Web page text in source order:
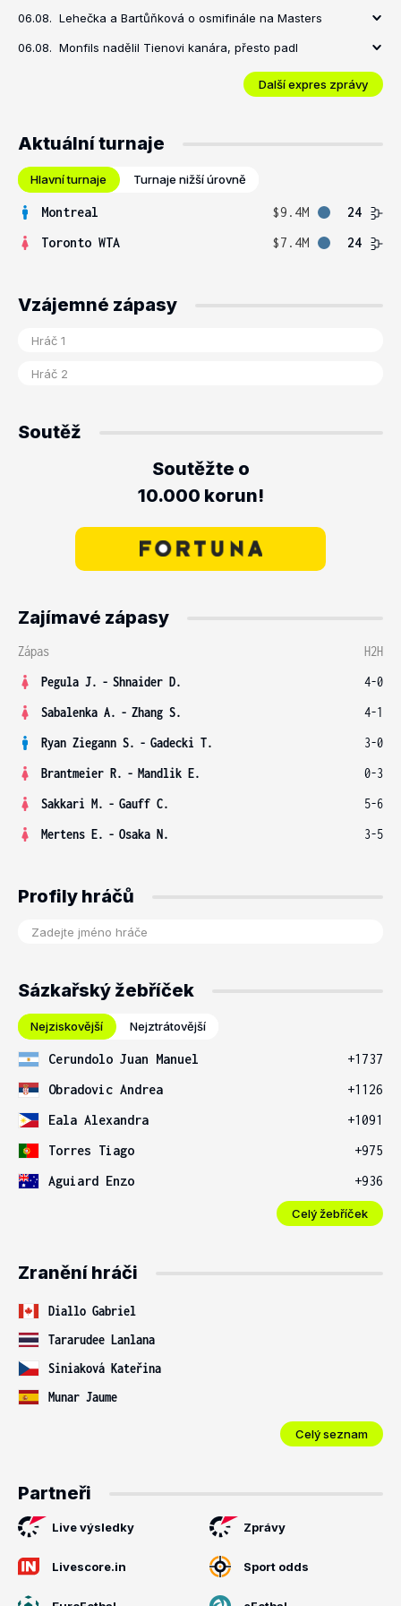
06.08. Lehečka a Bartůňková o osmifinále na Masters
06.08. Monfils nadělil Tienovi kanára, přesto padl
Další expres zprávy
Aktuální turnaje
Hlavní turnaje Turnaje nižší úrovně
Montreal $9.4M
24
Toronto WTA
$7.4M 24
Vzájemné zápasy
Soutěž
Soutěžte o
10.000 korun!
Zajímavé zápasy
Zápas
H2H
Pegula J. - Shnaider D.
4-0
Sabalenka A. - Zhang S.
4-1
Ryan Ziegann S. - Gadecki T.
3-0
Brantmeier R. - Mandlik E.
0-3
Sakkari M. - Gauff C.
5-6
Mertens E. - Osaka N. 3-5
Profily hráčů
Sázkařský žebříček
Nejziskovější Nejztrátovější
Cerundolo Juan Manuel
+1737
Obradovic Andrea
+1126
Eala Alexandra
+1091
Torres Tiago
+975
Aguiard Enzo
+936
Celý žebříček
Zranění hráči
Diallo Gabriel
Tararudee Lanlana
Siniaková Kateřina
Munar Jaume
Celý seznam
Partneři
Live výsledky Zprávy
Livescore.in Sport odds